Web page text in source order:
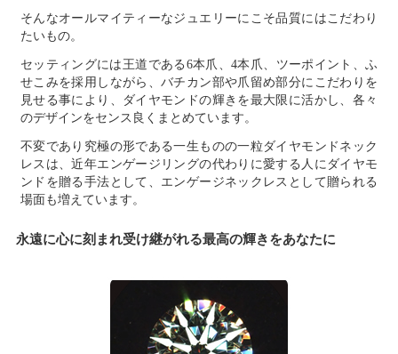
そんなオールマイティーなジュエリーにこそ品質にはこだわり
たいもの。
セッティングには王道である6本爪、4本爪、ツーポイント、ふ
せこみを採用しながら、バチカン部や爪留め部分にこだわりを
見せる事により、ダイヤモンドの輝きを最大限に活かし、各々
のデザインをセンス良くまとめています。
不変であり究極の形である一生ものの一粒ダイヤモンドネック
レスは、近年エンゲージリングの代わりに愛する人にダイヤモ
ンドを贈る手法として、エンゲージネックレスとして贈られる
場面も増えています。
永遠に心に刻まれ受け継がれる最高の輝きをあなたに